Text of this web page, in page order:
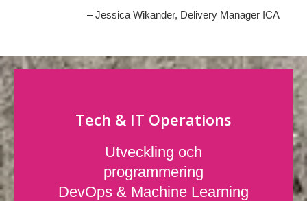
– Jessica Wikander, Delivery Manager ICA
Tech & IT Operations
Utveckling och
programmering
DevOps & Machine Learning